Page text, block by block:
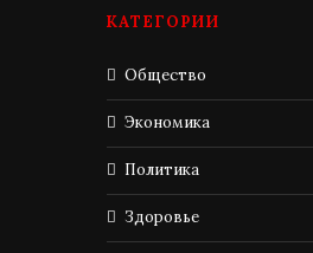
КАТЕГОРИИ
Общество
Экономика
Политика
Здоровье